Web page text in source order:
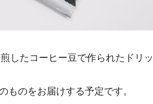
したコーヒー豆で作られたドリッ
のをお届けする予定です。